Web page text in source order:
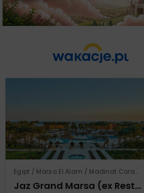
Egipt / Marsa El Alam / Madinat Coraya
Jaz Grand Marsa (ex Resta Grand Resort)